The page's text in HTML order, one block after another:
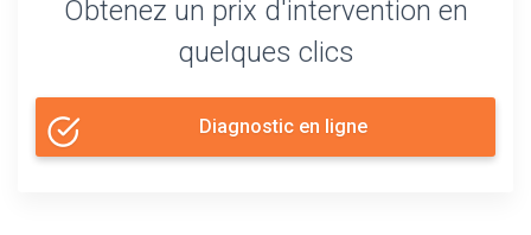
Obtenez un prix d'intervention en
quelques clics
Diagnostic en ligne